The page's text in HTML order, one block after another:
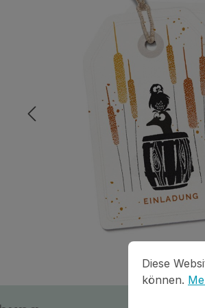
Cookie-
Diese
Diese
können.